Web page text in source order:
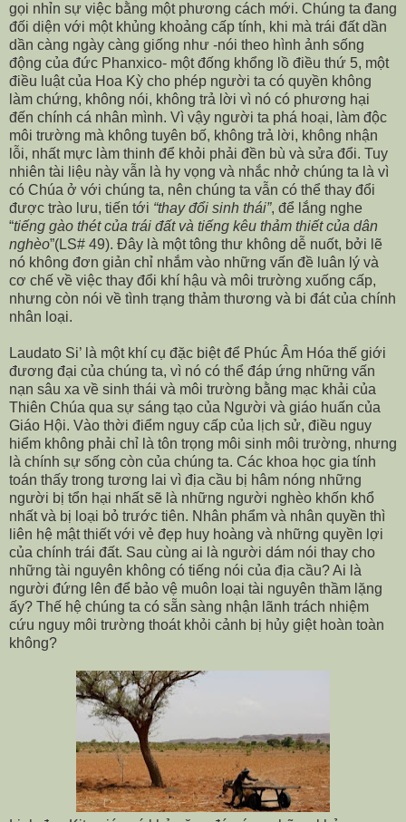
gọi nhỉn sự việc bằng một phương cách mới. Chúng ta đang
đối diện với một khủng khoảng cấp tính, khi mà trái đất dần
dần càng ngày càng giống như -nói theo hình ảnh sống
động của đức Phanxico- một đống khổng lồ điều thứ 5, một
điều luật của Hoa Kỳ cho phép người ta có quyền không
làm chứng, không nói, không trả lời vì nó có phương hại
đến chính cá nhân mình. Vì vậy người ta phá hoại, làm độc
môi trường mà không tuyên bố, không trả lời, không nhận
lỗi, nhất mực làm thinh để khỏi phải đền bù và sửa đổi. Tuy
nhiên tài liệu này vẫn là hy vọng và nhắc nhở chúng ta là vì
có Chúa ở với chúng ta, nên chúng ta vẫn có thể thay đổi
được trào lưu, tiến tới “thay đổi sinh thái”, để lắng nghe
“tiếng gào thét của trái đất và tiếng kêu thảm thiết của dân
nghèo”(LS# 49). Đây là một tông thư không dễ nuốt, bởi lẽ
nó không đơn giản chỉ nhắm vào những vấn đề luân lý và
cơ chế về việc thay đổi khí hậu và môi trường xuống cấp,
nhưng còn nói về tình trạng thảm thương và bi đát của chính
nhân loại.
Laudato Si’ là một khí cụ đặc biệt để Phúc Âm Hóa thế giới
đương đại của chúng ta, vì nó có thể đáp ứng những vấn
nạn sâu xa về sinh thái và môi trường bằng mạc khải của
Thiên Chúa qua sự sáng tạo của Người và giáo huấn của
Giáo Hội. Vào thời điểm nguy cấp của lịch sử, điều nguy
hiểm không phải chỉ là tôn trọng môi sinh môi trường, nhưng
là chính sự sống còn của chúng ta. Các khoa học gia tính
toán thấy trong tương lai vì địa cầu bị hâm nóng những
người bị tổn hại nhất sẽ là những người nghèo khốn khổ
nhất và bị loại bỏ trước tiên. Nhân phẩm và nhân quyền thì
liên hệ mật thiết với vẻ đẹp huy hoàng và những quyền lợi
của chính trái đất. Sau cùng ai là người dám nói thay cho
những tài nguyên không có tiếng nói của địa cầu? Ai là
người đứng lên để bảo vệ muôn loại tài nguyên thầm lặng
ấy? Thế hệ chúng ta có sẵn sàng nhận lãnh trách nhiệm
cứu nguy môi trường thoát khỏi cảnh bị hủy giệt hoàn toàn
không?